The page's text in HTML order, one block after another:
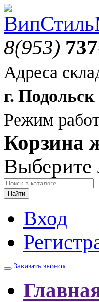
8(953)
Адреса
г.
Режим
Корзина
Выберите
Найти
Вход
Заказать звонок